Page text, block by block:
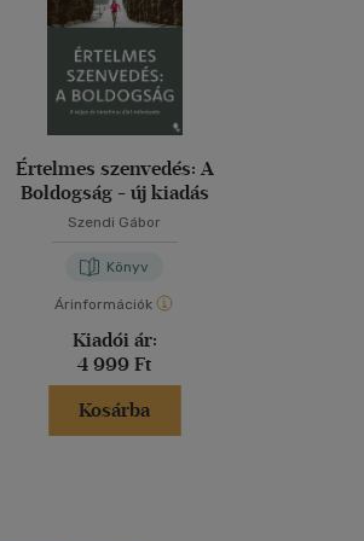
Értelmes szenvedés: A
Boldogság - új kiadás
Szendi Gábor
Könyv
Árinformációk
Kiadói ár:
4 999 Ft
Kosárba